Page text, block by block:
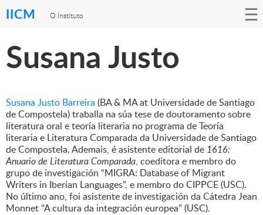
IICM O Instituto
Susana Justo
Susana Justo Barreira (BA & MA at Universidade de Santiago
de Compostela) traballa na súa tese de doutoramento sobre
literatura oral e teoría literaria no programa de Teoría
literaria e Literatura Comparada da Universidade de Santiago
de Compostela. Ademais, é asistente editorial de 1616:
Anuario de Literatura Comparada, coeditora e membro do
grupo de investigación “MIGRA: Database of Migrant
Writers in Iberian Languages”, e membro do CIPPCE (USC).
No último ano, foi asistente de investigación da Cátedra Jean
Monnet “A cultura da integración europea” (USC).